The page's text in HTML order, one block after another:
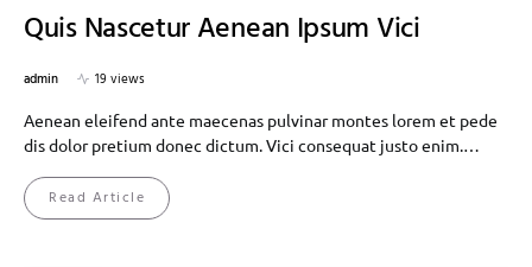
Quis Nascetur Aenean Ipsum Vici
admin
19 views
Aenean eleifend ante maecenas pulvinar montes lorem et pede
dis dolor pretium donec dictum. Vici consequat justo enim.…
Read Article